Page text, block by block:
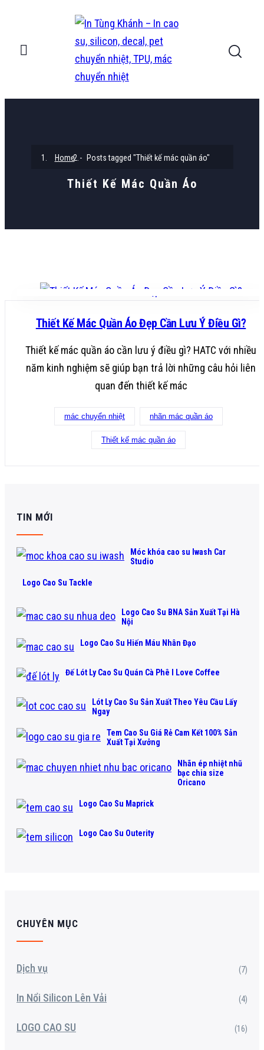
Home Posts tagged "Thiết kế mác quần áo"
Thiết Kế Mác Quần Áo
Thiết Kế Mác Quần Áo Đẹp Cần Lưu Ý Điều Gì?
Thiết kế mác quần áo cần lưu ý điều gì? HATC với nhiều
năm kinh nghiệm sẽ giúp bạn trả lời những câu hỏi liên
quan đến thiết kế mác
mác chuyển nhiệt nhãn mác quần áo
Thiết kế mác quần áo
TIN MỚI
Móc khóa cao su Iwash Car
Studio
Logo Cao Su Tackle
Logo Cao Su BNA Sản Xuất Tại Hà
Nội
Logo Cao Su Hiến Máu Nhân Đạo
Đế Lót Ly Cao Su Quán Cà Phê I Love Coffee
Lót Ly Cao Su Sản Xuất Theo Yêu Cầu Lấy
Ngay
Tem Cao Su Giá Rẻ Cam Kết 100% Sản
Xuất Tại Xưởng
Nhãn ép nhiệt nhũ
bạc chia size
Oricano
Logo Cao Su Maprick
Logo Cao Su Outerity
CHUYÊN MỤC
Dịch vụ (7)
In Nổi Silicon Lên Vải (4)
LOGO CAO SU (16)